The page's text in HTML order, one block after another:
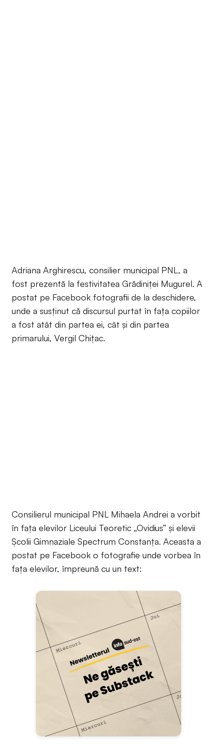
Adriana Arghirescu, consilier municipal PNL, a
fost prezentă la festivitatea Grădiniței Mugurel. A
postat pe Facebook fotografii de la deschidere,
unde a susținut că discursul purtat în fața copiilor
a fost atât din partea ei, cât și din partea
primarului, Vergil Chițac.
Consilierul municipal PNL Mihaela Andrei a vorbit
în fața elevilor Liceului Teoretic „Ovidius” și elevii
Școlii Gimnaziale Spectrum Constanța. Aceasta a
postat pe Facebook o fotografie unde vorbea în
fața elevilor, împreună cu un text: